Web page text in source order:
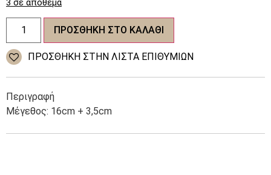
Περιγραφή
Μέγεθος: 16cm + 3,5cm
Γυναικείο
βραχιόλι
Κλειδαριά
Stainless
Steel
ΠΡΟΣΘΉΚΗ ΣΤΟ ΚΑΛΆΘΙ
ΠΡΌΣΘΉΚΗ ΣΤΗΝ ΛΊΣΤΑ ΕΠΙΘΥΜΙΏΝ